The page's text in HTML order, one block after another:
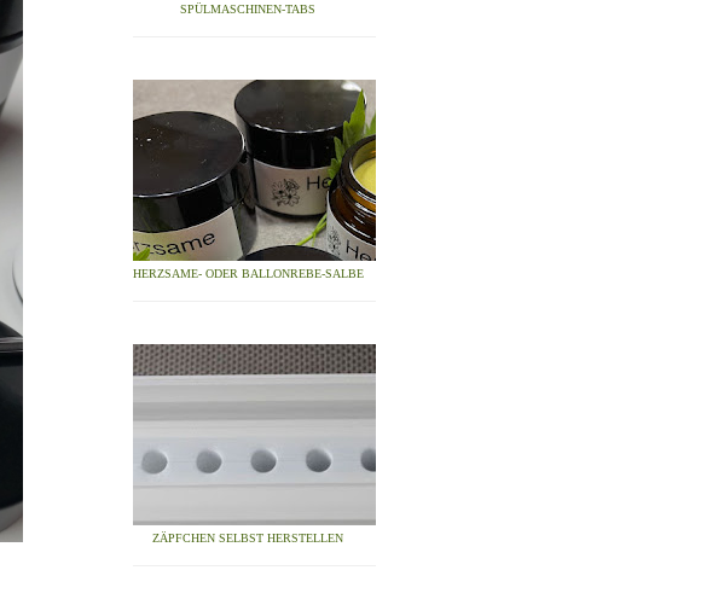
SPÜLMASCHINEN-TABS
HERZSAME- ODER BALLONREBE-SALBE
ZÄPFCHEN SELBST HERSTELLEN